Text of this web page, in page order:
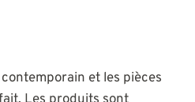
et les pièces